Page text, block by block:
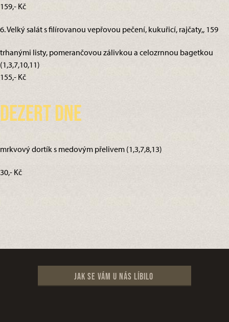
159,- Kč
6. Velký salát s filírovanou vepřovou pečení, kukuřicí, rajčaty,, 159
trhanými listy, pomerančovou zálivkou a celozrnnou bagetkou
(1,3,7,10,11)
155,- Kč
Dezert dne
mrkvový dortík s medovým přelivem (1,3,7,8,13)
30,- Kč
Jak se vám u nás líbilo